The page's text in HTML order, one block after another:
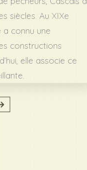
siècles. Au XIXe
a connu une
constructions
elle associe ce